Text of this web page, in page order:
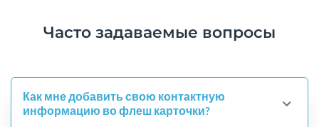
Часто задаваемые вопросы
Как мне добавить свою контактную
информацию во флеш карточки?